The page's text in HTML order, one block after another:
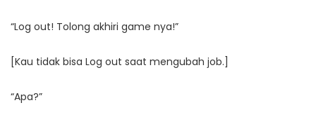
“Log out! Tolong akhiri game nya!”
[Kau tidak bisa Log out saat mengubah job.]
“Apa?”